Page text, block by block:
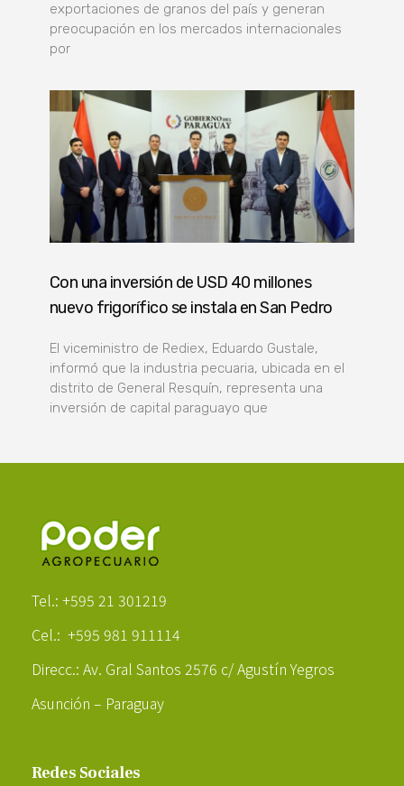
exportaciones de granos del país y generan
preocupación en los mercados internacionales
por
Con una inversión de USD 40 millones
nuevo frigorífico se instala en San Pedro
El viceministro de Rediex, Eduardo Gustale,
informó que la industria pecuaria, ubicada en el
distrito de General Resquín, representa una
inversión de capital paraguayo que
Tel.: +595 21 301219
Cel.: +595 981 911114
Direcc.: Av. Gral Santos 2576 c/ Agustín Yegros
Asunción – Paraguay
Redes Sociales